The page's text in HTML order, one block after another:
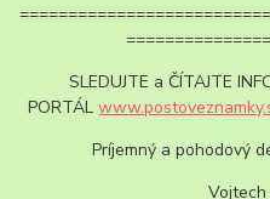
SLEDUJTE a ČÍTAJTE
PORTÁL
Príjemný a pohodový
Vojtech